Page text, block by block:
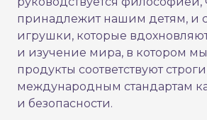
принадлежит нашим детям, и
игрушки, которые
и изучение мира, в котором
продукты соответствуют
международным стандартам
и безопасности.